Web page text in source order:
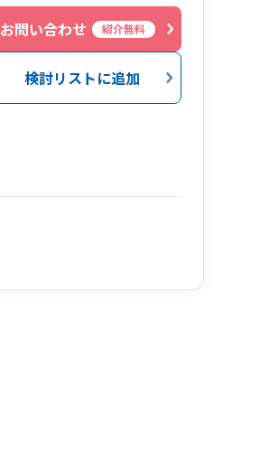
お問い合わせ 紹介無料
検討リストに追加